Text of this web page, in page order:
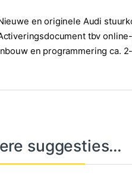
en originele Audi
tbv
en programmering ca.
suggesties…